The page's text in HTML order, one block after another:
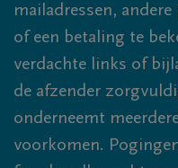
mailadressen,
of een betaling te
verdachte links of
de afzender
onderneemt
voorkomen.